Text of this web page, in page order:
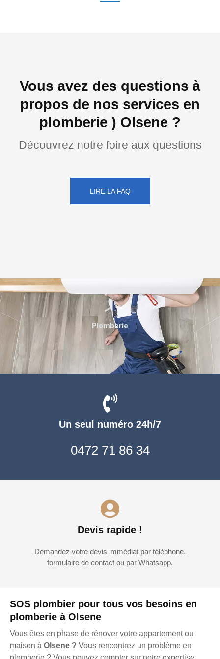
Vous avez des questions à
propos de nos services en
plomberie ) Olsene ?
Découvrez notre foire aux questions
LIRE LA FAQ
SOS plombier pour tous vos besoins en
plomberie à Olsene
Vous êtes en phase de rénover votre appartement ou
maison à Olsene ? Vous rencontrez un problème en
Un seul numéro 24h/7
0472 71 86 34
Devis rapide !
Demandez votre devis immédiat par téléphone,
formulaire de contact ou par Whatsapp.
Plomberie